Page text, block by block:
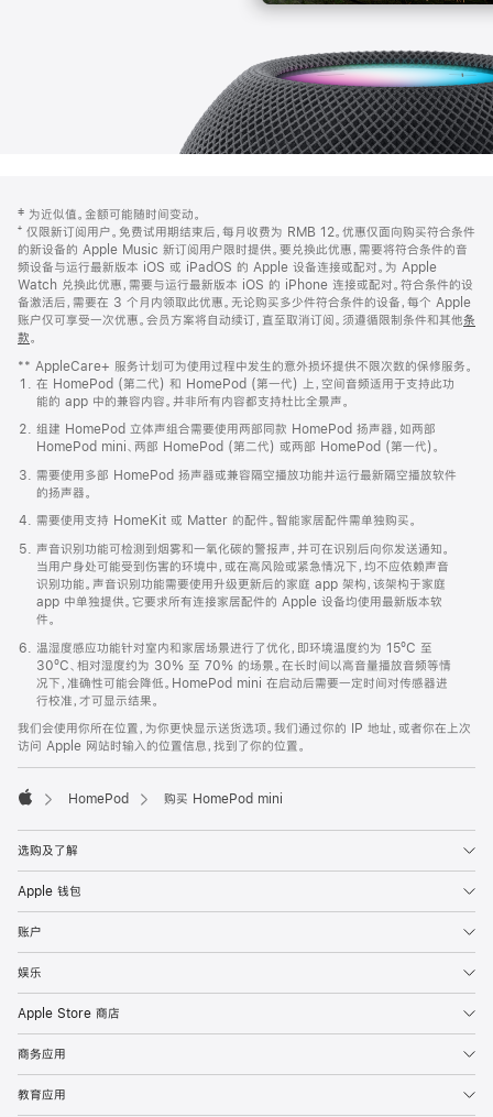
页
页
脚
注
‡ 为近似值。金额可能随时间变动。
⁺ 仅限新订阅用户。免费试用期结束后，每月收费为 RMB 12。优惠仅面向购买符合条件
的新设备的 Apple Music 新订阅用户限时提供。要兑换此优惠，需要将符合条件的音
频设备与运行最新版本 iOS 或 iPadOS 的 Apple 设备连接或配对。为 Apple
Watch 兑换此优惠，需要与运行最新版本 iOS 的 iPhone 连接或配对。符合条件的设
备激活后，需要在 3 个月内领取此优惠。无论购买多少件符合条件的设备，每个 Apple
账户仅可享受一次优惠。会员方案将自动续订，直至取消订阅。须遵循限制条件和其他条
款。
窗
口
中
打
开)
** AppleCare+ 服务计划可为使用过程中发生的意外损坏提供不限次数的保修服务。
在 HomePod (第二代) 和 HomePod (第一代) 上，空间音频适用于支持此功
能的 app 中的兼容内容。并非所有内容都支持杜比全景声。
组建 HomePod 立体声组合需要使用两部同款 HomePod 扬声器，如两部
HomePod mini、两部 HomePod (第二代) 或两部 HomePod (第一代)。
需要使用多部 HomePod 扬声器或兼容隔空播放功能并运行最新隔空播放软件
的扬声器。
需要使用支持 HomeKit 或 Matter 的配件。智能家居配件需单独购买。
声音识别功能可检测到烟雾和一氧化碳的警报声，并可在识别后向你发送通知。
当用户身处可能受到伤害的环境中，或在高风险或紧急情况下，均不应依赖声音
识别功能。声音识别功能需要使用升级更新后的家庭 app 架构，该架构于家庭
app 中单独提供。它要求所有连接家居配件的 Apple 设备均使用最新版本软
件。
温湿度感应功能针对室内和家居场景进行了优化，即环境温度约为 15ºC 至
30ºC、相对湿度约为 30% 至 70% 的场景。在长时间以高音量播放音频等情
况下，准确性可能会降低。HomePod mini 在启动后需要一定时间对传感器进
行校准，才可显示结果。
我们会使用你所在位置，为你更快显示送货选项。我们通过你的 IP 地址，或者你在上次
访问 Apple 网站时输入的位置信息，找到了你的位置。
HomePod 购买 HomePod mini
选购及了解
Apple 钱包
账户
娱乐
Apple Store 商店
商务应用
教育应用